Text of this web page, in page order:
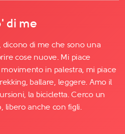
di me
di me che sono una
cose nuove. Mi piace
in palestra, mi piace
ballare, leggere. Amo il
la bicicletta. Cerco un
libero anche con figli.